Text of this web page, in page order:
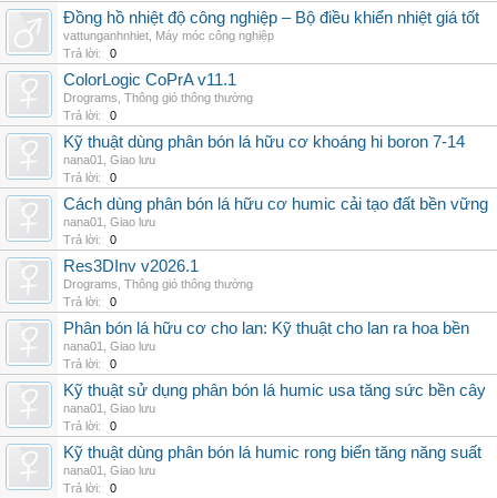
Đồng hồ nhiệt độ công nghiệp – Bộ điều khiển nhiệt giá tốt
vattunganhnhiet Máy móc công nghiệp
Trả lời:
0
ColorLogic CoPrA v11.1
Drograms Thông gió thông thường
Trả lời:
0
Kỹ thuật dùng phân bón lá hữu cơ khoáng hi boron 7-14
nana01
Giao lưu
Trả lời:
0
Cách dùng phân bón lá hữu cơ humic cải tạo đất bền vững
nana01
Giao lưu
Trả lời:
0
Res3DInv v2026.1
Drograms Thông gió thông thường
Trả lời:
0
Phân bón lá hữu cơ cho lan: Kỹ thuật cho lan ra hoa bền
nana01
Giao lưu
Trả lời:
0
Kỹ thuật sử dụng phân bón lá humic usa tăng sức bền cây
nana01
Giao lưu
Trả lời:
0
Kỹ thuật dùng phân bón lá humic rong biển tăng năng suất
nana01
Giao lưu
Trả lời:
0